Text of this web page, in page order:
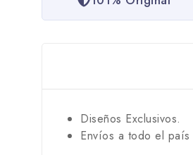
Diseños Exclusivos.
Envíos a todo el